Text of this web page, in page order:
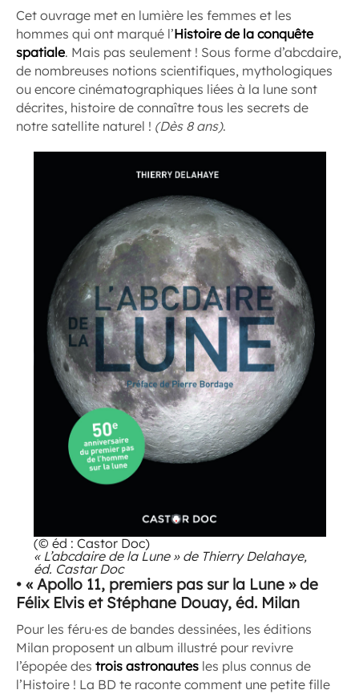
Cet ouvrage met en lumière les femmes et les
hommes qui ont marqué l’Histoire de la conquête
spatiale. Mais pas seulement ! Sous forme d’abcdaire,
de nombreuses notions scientifiques, mythologiques
ou encore cinématographiques liées à la lune sont
décrites, histoire de connaître tous les secrets de
notre satellite naturel ! (Dès 8 ans).
(© éd : Castor Doc)
« L’abcdaire de la Lune » de Thierry Delahaye,
éd. Castar Doc
• « Apollo 11, premiers pas sur la Lune » de
Félix Elvis et Stéphane Douay, éd. Milan
Pour les féru·es de bandes dessinées, les éditions
Milan proposent un album illustré pour revivre
l’épopée des trois astronautes les plus connus de
l’Histoire ! La BD te raconte comment une petite fille